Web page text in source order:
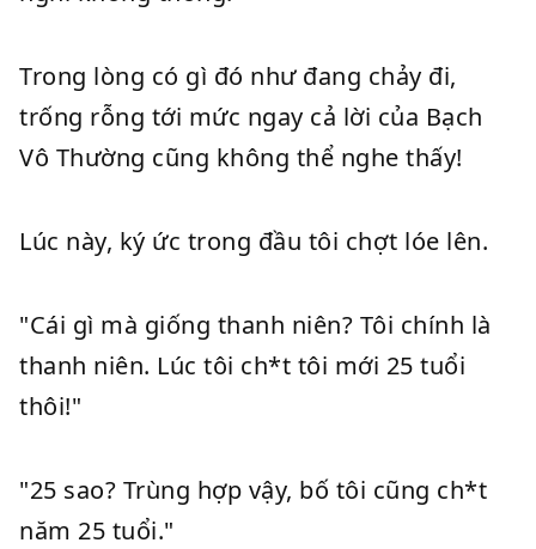
Trong lòng có gì đó như đang chảy đi,
trống rỗng tới mức ngay cả lời của Bạch
Vô Thường cũng không thể nghe thấy!
Lúc này, ký ức trong đầu tôi chợt lóe lên.
"Cái gì mà giống thanh niên? Tôi chính là
thanh niên. Lúc tôi ch*t tôi mới 25 tuổi
thôi!"
"25 sao? Trùng hợp vậy, bố tôi cũng ch*t
năm 25 tuổi."